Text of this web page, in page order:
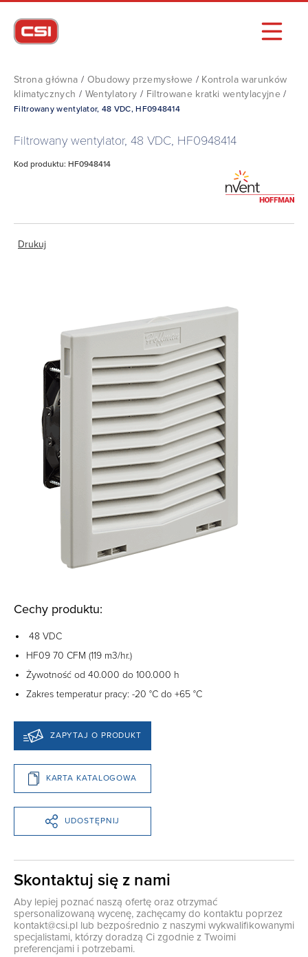
Strona główna / Obudowy przemysłowe / Kontrola warunków
klimatycznych / Wentylatory / Filtrowane kratki wentylacyjne /
Filtrowany wentylator, 48 VDC, HF0948414
Filtrowany wentylator, 48 VDC, HF0948414
Kod produktu: HF0948414
Drukuj
Cechy produktu:
48 VDC
HF09 70 CFM (119 m3/hr.)
Żywotność od 40.000 do 100.000 h
Zakres temperatur pracy: -20 °C do +65 °C
ZAPYTAJ O PRODUKT
KARTA KATALOGOWA
UDOSTĘPNIJ
Skontaktuj się z nami
Aby lepiej poznać naszą ofertę oraz otrzymać
spersonalizowaną wycenę, zachęcamy do kontaktu poprzez
kontakt@csi.pl lub bezpośrednio z naszymi wykwalifikowanymi
specjalistami, którzy doradzą Ci zgodnie z Twoimi
preferencjami i potrzebami.